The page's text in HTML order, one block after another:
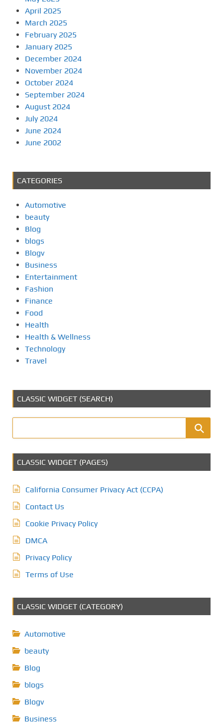
April 2025
March 2025
February 2025
January 2025
December 2024
November 2024
October 2024
September 2024
August 2024
July 2024
June 2024
June 2002
CATEGORIES
Automotive
beauty
Blog
blogs
Blogv
Business
Entertainment
Fashion
Finance
Food
Health
Health & Wellness
Technology
Travel
CLASSIC WIDGET (SEARCH)
CLASSIC WIDGET (PAGES)
California Consumer Privacy Act (CCPA)
Contact Us
Cookie Privacy Policy
DMCA
Privacy Policy
Terms of Use
CLASSIC WIDGET (CATEGORY)
Automotive
beauty
Blog
blogs
Blogv
Business